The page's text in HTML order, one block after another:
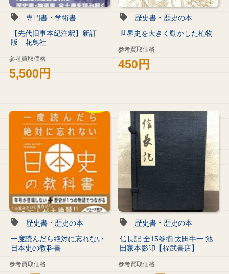
専門書・学術書
【先代旧事本紀注釈】新訂
版 花鳥社
参考買取価格
5,500円
歴史書・歴史の本
世界史を大きく動かした植物
参考買取価格
450円
歴史書・歴史の本
一度読んだら絶対に忘れない
日本史の教科書
参考買取価格
歴史書・歴史の本
信長記 全15巻揃 太田牛一 池
田家本影印【福武書店】
参考買取価格